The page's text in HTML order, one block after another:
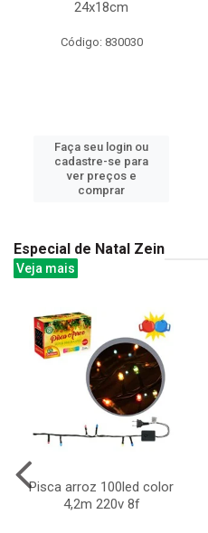
24x18cm
Código: 830030
Faça seu login ou
cadastre-se para
ver preços e
comprar
Especial de Natal Zein
Veja mais
Pisca arroz 100led color
4,2m 220v 8f